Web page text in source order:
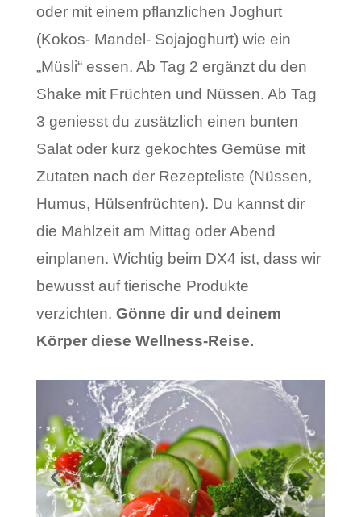
oder mit einem pflanzlichen Joghurt
(Kokos- Mandel- Sojajoghurt) wie ein
„Müsli“ essen. Ab Tag 2 ergänzt du den
Shake mit Früchten und Nüssen. Ab Tag
3 geniesst du zusätzlich einen bunten
Salat oder kurz gekochtes Gemüse mit
Zutaten nach der Rezepteliste (Nüssen,
Humus, Hülsenfrüchten). Du kannst dir
die Mahlzeit am Mittag oder Abend
einplanen. Wichtig beim DX4 ist, dass wir
bewusst auf tierische Produkte
verzichten. Gönne dir und deinem
Körper diese Wellness-Reise.